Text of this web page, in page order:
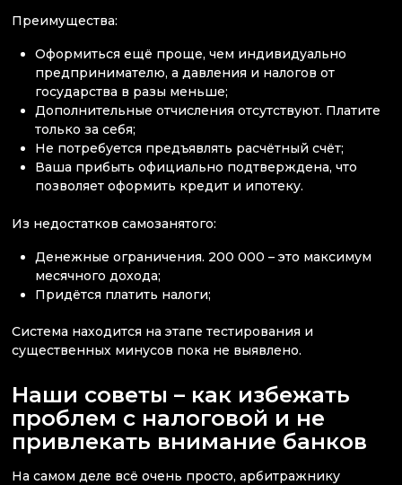
Преимущества:
Оформиться ещё проще, чем индивидуально
предпринимателю, а давления и налогов от
государства в разы меньше;
Дополнительные отчисления отсутствуют. Платите
только за себя;
Не потребуется предъявлять расчётный счёт;
Ваша прибыть официально подтверждена, что
позволяет оформить кредит и ипотеку.
Из недостатков самозанятого:
Денежные ограничения. 200 000 – это максимум
месячного дохода;
Придётся платить налоги;
Система находится на этапе тестирования и
существенных минусов пока не выявлено.
Наши советы – как избежать
проблем с налоговой и не
привлекать внимание банков
На самом деле всё очень просто, арбитражнику